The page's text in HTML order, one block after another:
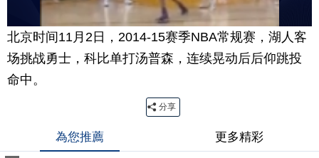
北京时间11月2日，2014-15赛季NBA常规赛，湖人客
场挑战勇士，科比单打汤普森，连续晃动后后仰跳投
命中。
分享
為您推薦 更多精彩